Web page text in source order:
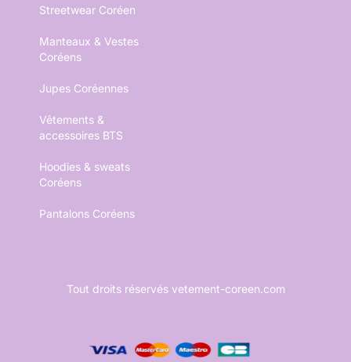
Streetwear Coréen
Manteaux & Vestes
Coréens
Jupes Coréennes
Vêtements &
accessoires BTS
Hoodies & sweats
Coréens
Pantalons Coréens
Tout droits réservés vetement-coreen.com